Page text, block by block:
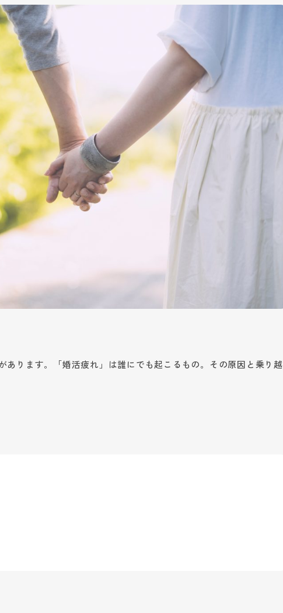
あります。「婚活疲れ」は誰にでも起こるもの。その原因と乗り越